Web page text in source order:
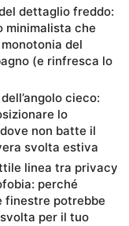
dettaglio freddo:
minimalista che
del
(e rinfresca lo
cieco:
lo
non batte il
svolta estiva
linea tra privacy
perché
finestre potrebbe
per il tuo